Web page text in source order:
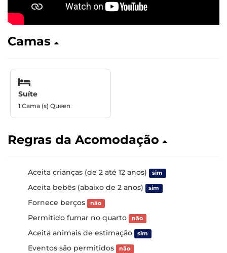
Camas
Suíte
1 Cama (s) Queen
Regras da Acomodação
Aceita crianças (de 2 até 12 anos) sim
Aceita bebês (abaixo de 2 anos) sim
Fornece berços não
Permitido fumar no quarto não
Aceita animais de estimação sim
Eventos são permitidos não